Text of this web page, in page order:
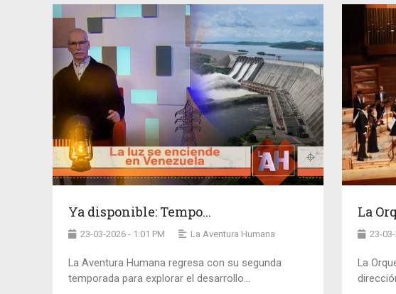
Ya disponible: Tempo...
23-03-2026 - 1:01 PM La Aventura Humana
La Aventura Humana regresa con su segunda
temporada para explorar el desarrollo...
La
23-
La